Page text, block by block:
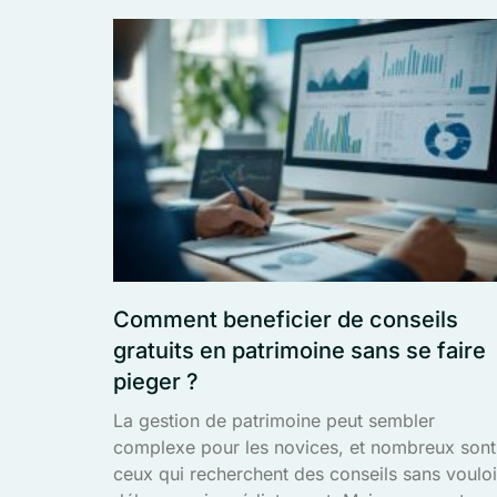
Comment beneficier de conseils
gratuits en patrimoine sans se faire
pieger ?
La gestion de patrimoine peut sembler
complexe pour les novices, et nombreux sont
ceux qui recherchent des conseils sans